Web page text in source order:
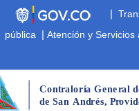
|
pública | Atención y Servicios
Contraloría General
de San Andrés, Pr